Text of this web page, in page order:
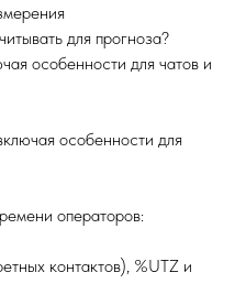
для прогноза?
особенности для чатов и
особенности для
операторов:
контактов), %UTZ и